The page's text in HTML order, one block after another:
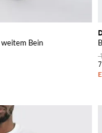
Bein